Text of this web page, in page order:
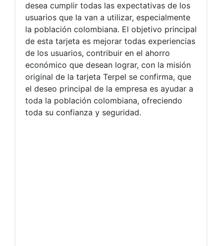
desea cumplir todas las expectativas de los
usuarios que la van a utilizar, especialmente
la población colombiana. El objetivo principal
de esta tarjeta es mejorar todas experiencias
de los usuarios, contribuir en el ahorro
económico que desean lograr, con la misión
original de la tarjeta Terpel se confirma, que
el deseo principal de la empresa es ayudar a
toda la población colombiana, ofreciendo
toda su confianza y seguridad.